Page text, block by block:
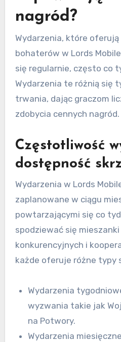
nagród?
Wydarzenia, które
bohaterów w Lords
się regularnie, często co
Wydarzenia te różnią się
trwania, dając graczom
zdobycia cennych nagród.
Częstotliwość
dostępność
Wydarzenia w Lords
zaplanowane w ciągu
powtarzającymi się co
spodziewać się
konkurencyjnych i
każde oferuje różne typy
Wydarzenia
wyzwania takie jak
na Potwory.
Wydarzenia